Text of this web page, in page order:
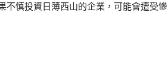
不慎投資日薄西山的企業，可能會遭受慘